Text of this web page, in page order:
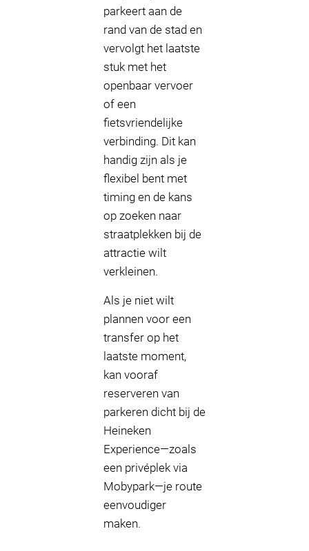
parkeert aan de
rand van de stad en
vervolgt het laatste
stuk met het
openbaar vervoer
of een
fietsvriendelijke
verbinding. Dit kan
handig zijn als je
flexibel bent met
timing en de kans
op zoeken naar
straatplekken bij de
attractie wilt
verkleinen.
Als je niet wilt
plannen voor een
transfer op het
laatste moment,
kan vooraf
reserveren van
parkeren dicht bij de
Heineken
Experience—zoals
een privéplek via
Mobypark—je route
eenvoudiger
maken.